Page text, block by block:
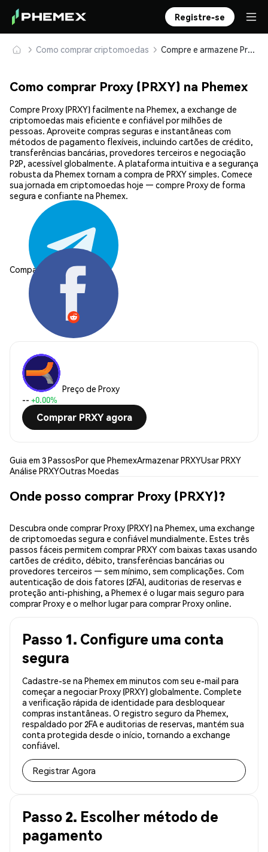
Registre-se
Como comprar criptomoedas Compre e armazene Proxy (PRXY) com segurança
Como comprar Proxy (PRXY) na Phemex
Compre Proxy (PRXY) facilmente na Phemex, a exchange de
criptomoedas mais eficiente e confiável por milhões de
pessoas. Aproveite compras seguras e instantâneas com
métodos de pagamento flexíveis, incluindo cartões de crédito,
transferências bancárias, provedores terceiros e negociação
P2P, acessível globalmente. A plataforma intuitiva e a segurança
robusta da Phemex tornam a compra de PRXY simples. Comece
sua jornada em criptomoedas hoje — compre Proxy de forma
segura e confiante na Phemex.
Compartilhar:
Preço de Proxy
-- +0.00%
Comprar PRXY agora
Guia em 3 PassosPor que PhemexArmazenar PRXYUsar PRXY
Análise PRXYOutras Moedas
Onde posso comprar Proxy (PRXY)?
Descubra onde comprar Proxy (PRXY) na Phemex, uma exchange
de criptomoedas segura e confiável mundialmente. Estes três
passos fáceis permitem comprar PRXY com baixas taxas usando
cartões de crédito, débito, transferências bancárias ou
provedores terceiros — sem mínimo, sem complicações. Com
autenticação de dois fatores (2FA), auditorias de reservas e
proteção anti-phishing, a Phemex é o lugar mais seguro para
comprar Proxy e o melhor lugar para comprar Proxy online.
Passo 1. Configure uma conta
segura
Cadastre-se na Phemex em minutos com seu e-mail para
começar a negociar Proxy (PRXY) globalmente. Complete
a verificação rápida de identidade para desbloquear
compras instantâneas. O registro seguro da Phemex,
respaldado por 2FA e auditorias de reservas, mantém sua
conta protegida desde o início, tornando a exchange
confiável.
Registrar Agora
Passo 2. Escolher método de
pagamento